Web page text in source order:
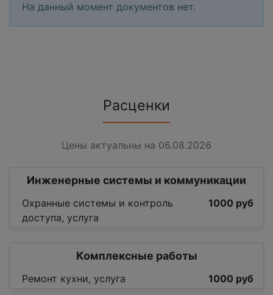
На данный момент документов нет.
Расценки
Цены актуальны на 06.08.2026
Инженерные системы и коммуникации
Охранные системы и контроль
доступа, услуга
1000 руб
Комплексные работы
Ремонт кухни, услуга 1000 руб